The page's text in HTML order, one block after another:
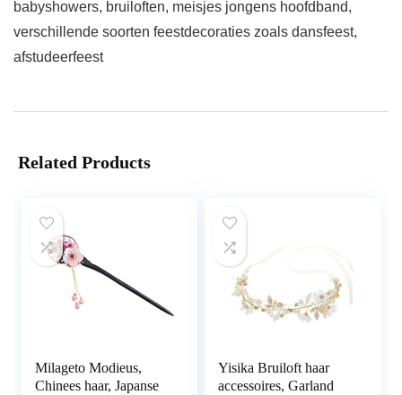
babyshowers, bruiloften, meisjes jongens hoofdband,
verschillende soorten feestdecoraties zoals dansfeest,
afstudeerfeest
Related Products
Milageto Modieus,
Chinees haar, Japanse
Yisika Bruiloft haar
accessoires, Garland